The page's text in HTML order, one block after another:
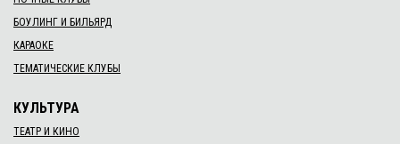
БОУЛИНГ И БИЛЬЯРД
КАРАОКЕ
ТЕМАТИЧЕСКИЕ КЛУБЫ
КУЛЬТУРА
ТЕАТР И КИНО